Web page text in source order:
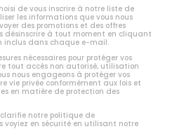
de vous inscrire à notre liste de
les informations que vous nous
des promotions et des offres
désinscrire à tout moment en cliquant
inclus dans chaque e-mail.
nécessaires pour protéger vos
tout accès non autorisé, utilisation
nous engageons à protéger vos
vie privée conformément aux lois et
en matière de protection des
notre politique de
en sécurité en utilisant notre